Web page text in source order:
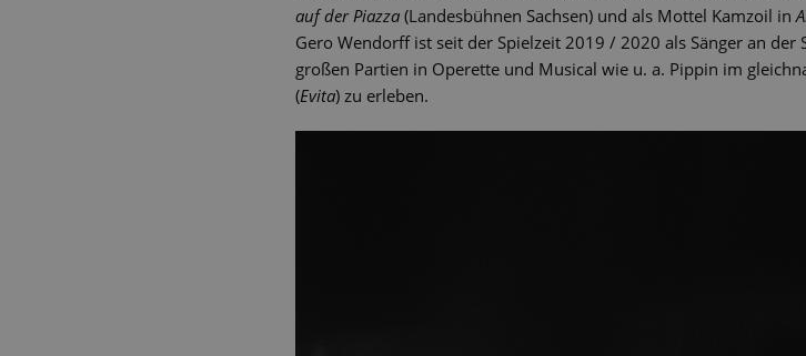
auf der Piazza (Landesbühnen Sachsen) und als Mottel Kamzoil in
Gero Wendorff ist seit der Spielzeit 2019 / 2020 als Sänger an
großen Partien in Operette und Musical wie u. a. Pippin im
(Evita) zu erleben.